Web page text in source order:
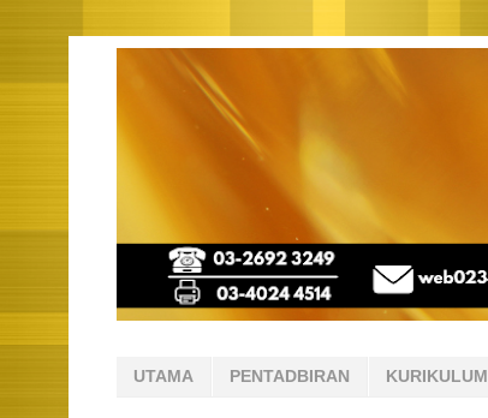
UTAMA PENTADBIRAN KURIKULUM